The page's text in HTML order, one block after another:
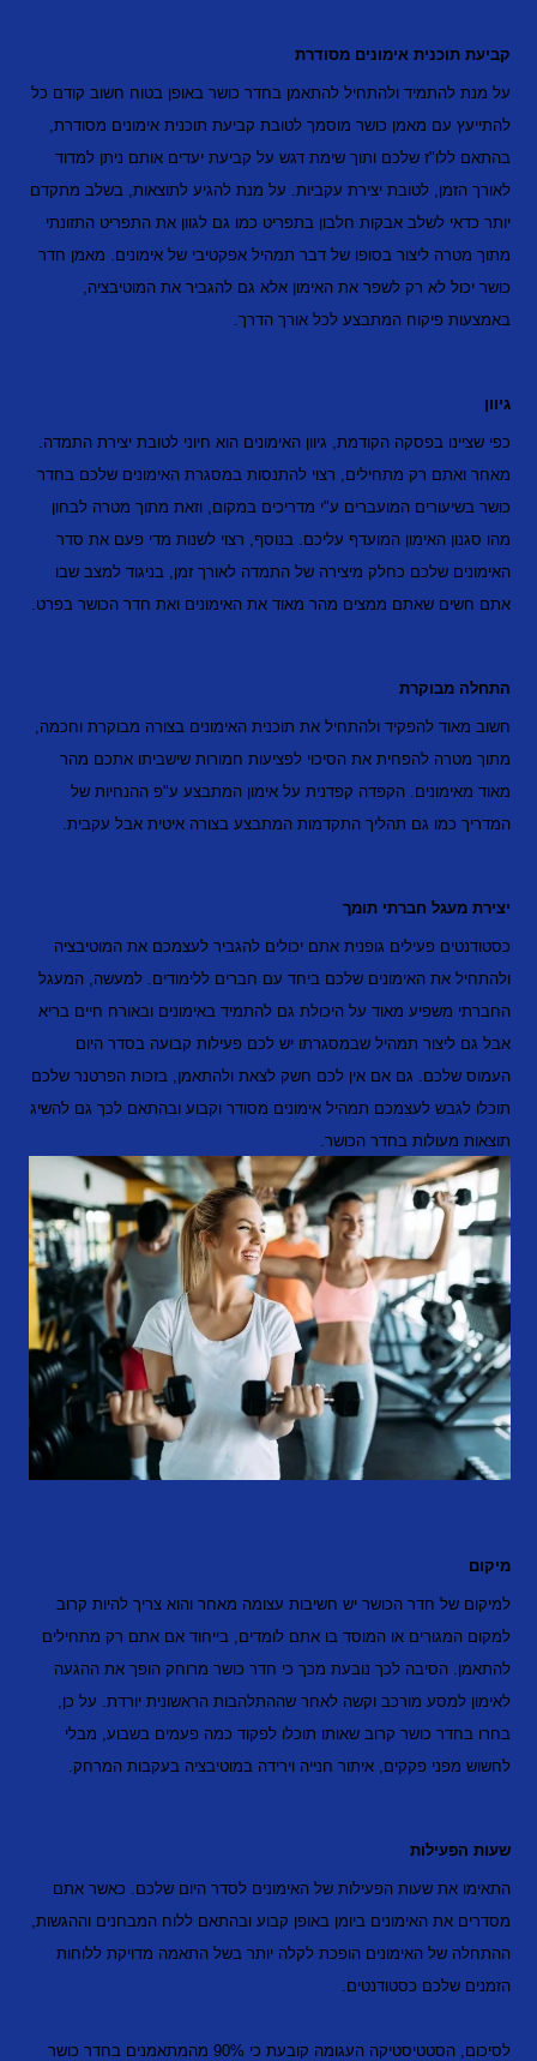
קביעת תוכנית אימונים מסודרת
על מנת להתמיד ולהתחיל להתאמן בחדר כושר באופן בטוח חשוב קודם כל
להתייעץ עם מאמן כושר מוסמך לטובת קביעת תוכנית אימונים מסודרת,
בהתאם ללו"ז שלכם ותוך שימת דגש על קביעת יעדים אותם ניתן למדוד
לאורך הזמן, לטובת יצירת עקביות. על מנת להגיע לתוצאות,בשלב מתקדם
יותר כדאי לשלב אבקות חלבון בתפריט כמו גם לגוון את התפריט התזונתי
מתוך מטרה ליצור בסופו של דבר תמהיל אפקטיבי של אימונים. מאמן חדר
כושר יכול לא רק לשפר את האימון אלא גם להגביר את המוטיבציה,
באמצעות פיקוח המתבצע לכל אורך הדרך.
גיוון
כפי שציינו בפסקה הקודמת, גיוון האימונים הוא חיוני לטובת יצירת התמדה.
מאחר ואתם רק מתחילים, רצוי להתנסות במסגרת האימונים שלכם בחדר
כושר בשיעורים המועברים ע"י מדריכים במקום, וזאת מתוך מטרה לבחון
מהו סגנון האימון המועדף עליכם. בנוסף, רצוי לשנות מדי פעם את סדר
האימונים שלכם כחלק מיצירה של התמדה לאורך זמן, בניגוד למצב שבו
אתם חשים שאתם ממצים מהר מאוד את האימונים ואת חדר הכושר בפרט.
התחלה מבוקרת
חשוב מאוד להפקיד ולהתחיל את תוכנית האימונים בצורה מבוקרת וחכמה,
מתוך מטרה להפחית את הסיכוי לפציעות חמורות שישביתו אתכם מהר
מאוד מאימונים. הקפדה קפדנית על אימון המתבצע ע"פ ההנחיות של
המדריך כמו גם תהליך התקדמות המתבצע בצורה איטית אבל עקבית.
יצירת מעגל חברתי תומך
כסטודנטים פעילים גופנית אתם יכולים להגביר לעצמכם את המוטיבציה
ולהתחיל את האימונים שלכם ביחד עם חברים ללימודים. למעשה, המעגל
החברתי משפיע מאוד על היכולת גם להתמיד באימוניםובאורח חיים בריא
אבל גם ליצור תמהיל שבמסגרתו יש לכם פעילות קבועה בסדר היום
העמוס שלכם. גם אם אין לכם חשק לצאת ולהתאמן, בזכות הפרטנר שלכם
תוכלו לגבש לעצמכם תמהיל אימונים מסודר וקבוע ובהתאם לכך גם להשיג
תוצאות מעולות בחדר הכושר.
מיקום
למיקום של חדר הכושר יש חשיבות עצומה מאחר והוא צריך להיות קרוב
למקום המגורים או המוסד בו אתם לומדים, בייחוד אם אתם רק מתחילים
להתאמן. הסיבה לכך נובעת מכך כי חדר כושר מרוחק הופך את ההגעה
לאימון למסע מורכב וקשה לאחר שההתלהבות הראשונית יורדת. על כן,
בחרו בחדר כושר קרוב שאותו תוכלו לפקוד כמה פעמים בשבוע, מבלי
לחשוש מפני פקקים, איתור חנייה וירידה במוטיבציה בעקבות המרחק.
שעות הפעילות
התאימו את שעות הפעילות של האימונים לסדר היום שלכם. כאשר אתם
מסדרים את האימונים ביומן באופן קבוע ובהתאם ללוח המבחנים וההגשות,
ההתחלה של האימונים הופכת לקלה יותר בשל התאמה מדויקת ללוחות
הזמנים שלכם כסטודנטים.
לסיכום, הסטטיסטיקה העגומה קובעת כי 90% מהמתאמנים בחדר כושר